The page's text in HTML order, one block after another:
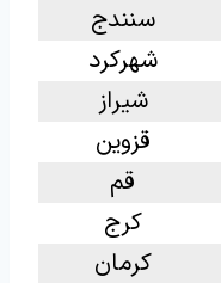
سنندج
شهرکرد
شیراز
قزوین
قم
کرج
کرمان